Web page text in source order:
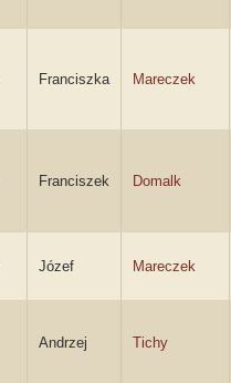
Franciszka Mareczek
Franciszek Domalk
Józef Mareczek
Andrzej Tichy